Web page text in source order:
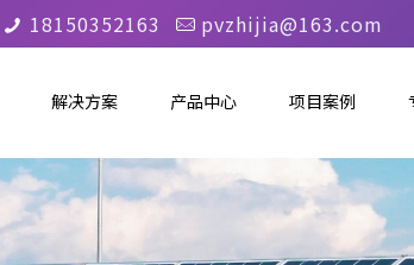
18150352163 pvzhijia@163.com
解决方案 产品中心 项目案例